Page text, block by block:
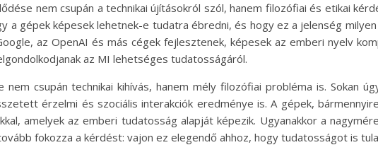
nem csupán a technikai újításokról szól, hanem filozófiai és etikai
a gépek képesek lehetnek-e tudatra ébredni, és hogy ez a jelenség
az OpenAI és más cégek fejlesztenek, képesek az emberi nyelv
az MI lehetséges tudatosságáról.
csupán technikai kihívás, hanem mély filozófiai probléma is. Sokan
érzelmi és szociális interakciók eredménye is. A gépek,
amelyek az emberi tudatosság alapját képezik. Ugyanakkor a
fokozza a kérdést: vajon ez elegendő ahhoz, hogy tudatosságot is